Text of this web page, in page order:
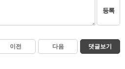
등록
이전 다음 댓글보기